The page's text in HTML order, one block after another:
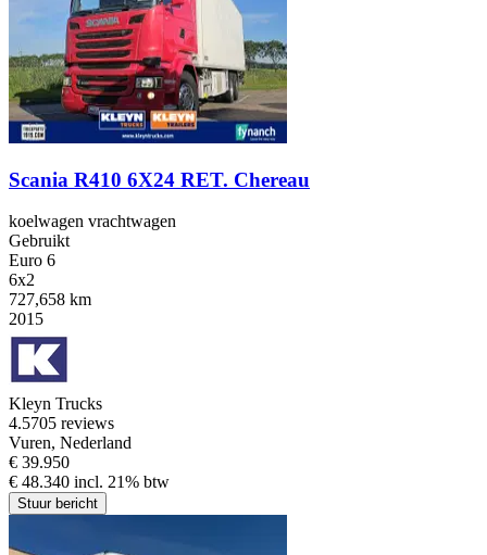
Scania R410 6X24 RET. Chereau
koelwagen vrachtwagen
Gebruikt
Euro 6
6x2
727,658 km
2015
Kleyn Trucks
4.5705 reviews
Vuren, Nederland
€ 39.950
€ 48.340 incl. 21% btw
Stuur bericht